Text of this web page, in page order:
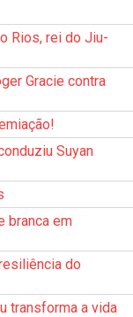
Rios, rei do Jiu-
Gracie contra
Suyan
branca em
do
transforma a vida